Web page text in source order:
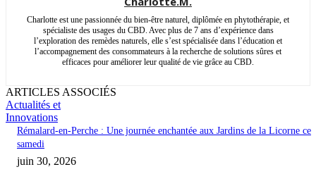
Charlotte est une passionnée du bien-être naturel, diplômée en phytothérapie, et
spécialiste des usages du CBD. Avec plus de 7 ans d’expérience dans
l’exploration des remèdes naturels, elle s’est spécialisée dans l’éducation et
l’accompagnement des consommateurs à la recherche de solutions sûres et
efficaces pour améliorer leur qualité de vie grâce au CBD.
ARTICLES ASSOCIÉS
Actualités et
Innovations
Rémalard-en-Perche : Une journée enchantée aux Jardins de la Licorne ce
samedi
juin 30, 2026